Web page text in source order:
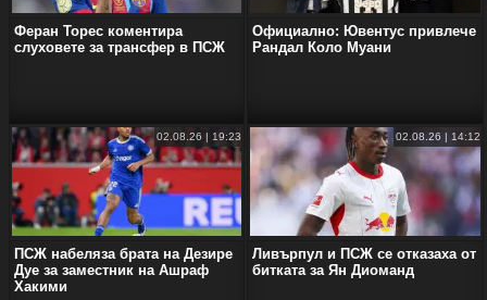
Феран Торес коментира
слуховете за трансфер в ПСЖ
Официално: Ювентус привлече
Рандал Коло Муани
02.08.26 | 19:23
ПСЖ набеляза брата на Дезире
Дуе за заместник на Ашраф
Хакими
02.08.26 | 14:12
Ливърпул и ПСЖ се отказаха от
битката за Ян Диоманд